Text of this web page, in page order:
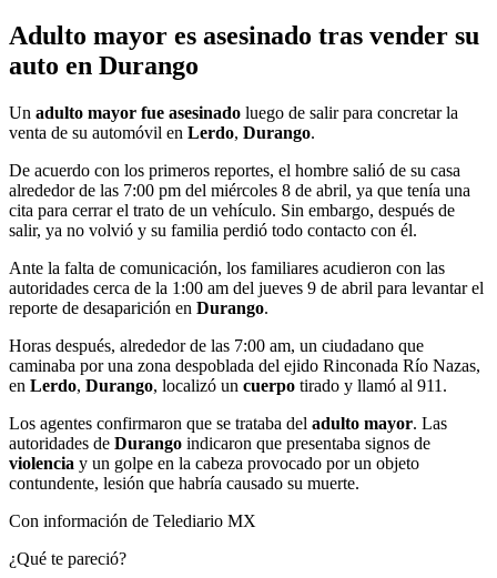
Adulto mayor es asesinado tras vender su
auto en Durango
Un adulto mayor fue asesinado luego de salir para concretar la
venta de su automóvil en Lerdo, Durango.
De acuerdo con los primeros reportes, el hombre salió de su casa
alrededor de las 7:00 pm del miércoles 8 de abril, ya que tenía una
cita para cerrar el trato de un vehículo. Sin embargo, después de
salir, ya no volvió y su familia perdió todo contacto con él.
Ante la falta de comunicación, los familiares acudieron con las
autoridades cerca de la 1:00 am del jueves 9 de abril para levantar el
reporte de desaparición en Durango.
Horas después, alrededor de las 7:00 am, un ciudadano que
caminaba por una zona despoblada del ejido Rinconada Río Nazas,
en Lerdo, Durango, localizó un cuerpo tirado y llamó al 911.
Los agentes confirmaron que se trataba del adulto mayor. Las
autoridades de Durango indicaron que presentaba signos de
violencia y un golpe en la cabeza provocado por un objeto
contundente, lesión que habría causado su muerte.
Con información de Telediario MX
¿Qué te pareció?